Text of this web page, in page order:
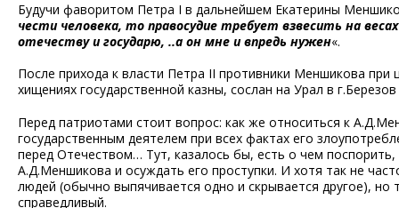
Будучи фаворитом Петра I в дальнейшем Екатерины
чести человека, то правосудие требует взвесить на
отечеству и государю, ..а он мне и впредь нужен«.
После прихода к власти Петра II противники Меншикова
хищениях государственной казны, сослан на Урал в
Перед патриотами стоит вопрос: как же относиться к
государственным деятелем при всех фактах его
перед Отечеством… Тут, казалось бы, есть о чем
А.Д.Меншикова и осуждать его проступки. И хотя так не
людей (обычно выпячивается одно и скрывается другое),
справедливый.